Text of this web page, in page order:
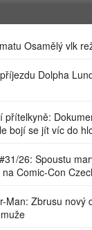
Osamělý vlk
Dolpha
přítelkyně:
bojí se jít víc do
26: Spoustu
Comic-Con
Man: Zbrusu nový